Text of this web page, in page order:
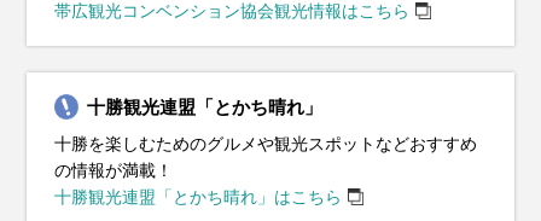
帯広観光コンベンション協会観光情報はこちら
十勝観光連盟「とかち晴れ」
十勝を楽しむためのグルメや観光スポットなどおすすめ
の情報が満載！
十勝観光連盟「とかち晴れ」はこちら